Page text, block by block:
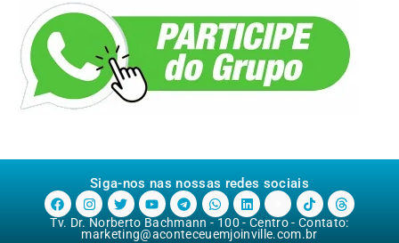
Siga-nos nas nossas redes sociais
Tv. Dr. Norberto Bachmann - 100 - Centro - Contato:
marketing@aconteceuemjoinville.com.br